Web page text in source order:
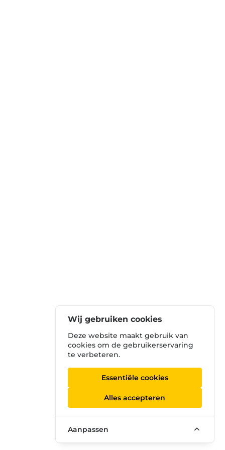
Wij gebruiken cookies
Deze website maakt gebruik van
cookies om de gebruikerservaring
te verbeteren.
Essentiële cookies
Alles accepteren
Aanpassen